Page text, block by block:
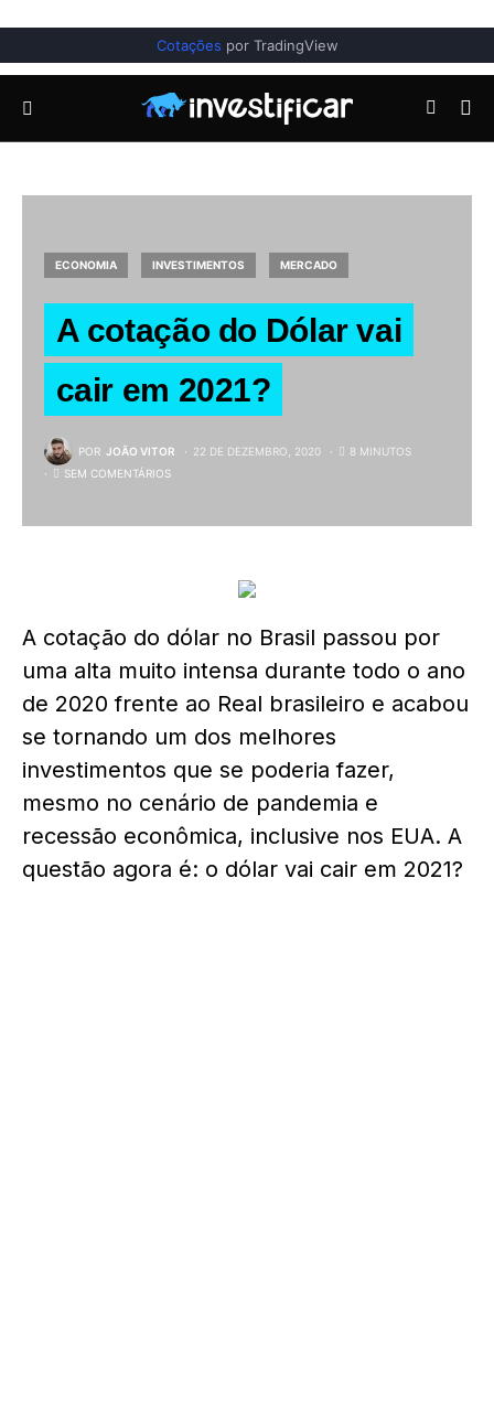
Cotações por TradingView
ECONOMIA INVESTIMENTOS MERCADO
A cotação do Dólar vai
cair em 2021?
POR JOÃO VITOR 22 DE DEZEMBRO, 2020
8 MINUTOS
SEM COMENTÁRIOS
A cotação do dólar no Brasil passou por
uma alta muito intensa durante todo o ano
de 2020 frente ao Real brasileiro e acabou
se tornando um dos melhores
investimentos que se poderia fazer,
mesmo no cenário de pandemia e
recessão econômica, inclusive nos EUA. A
questão agora é: o dólar vai cair em 2021?